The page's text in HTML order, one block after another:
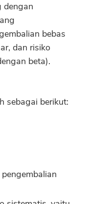
dengan
bebas
dan risiko
beta).
sebagai berikut: